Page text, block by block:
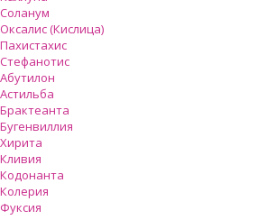
Соланум
Оксалис (Кислица)
Пахистахис
Стефанотис
Абутилон
Астильба
Брактеанта
Бугенвиллия
Хирита
Кливия
Кодонанта
Колерия
Фуксия